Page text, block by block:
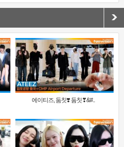
에이티즈, 둠칫❣️ 둠칫❣&#..